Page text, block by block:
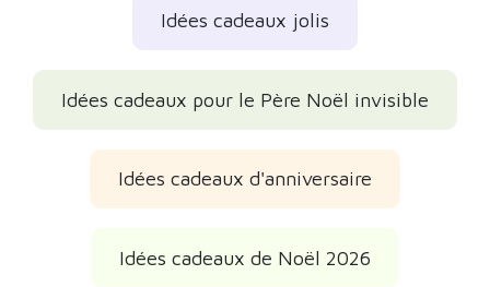
Idées cadeaux jolis
Idées cadeaux pour le Père Noël invisible
Idées cadeaux d'anniversaire
Idées cadeaux de Noël 2026